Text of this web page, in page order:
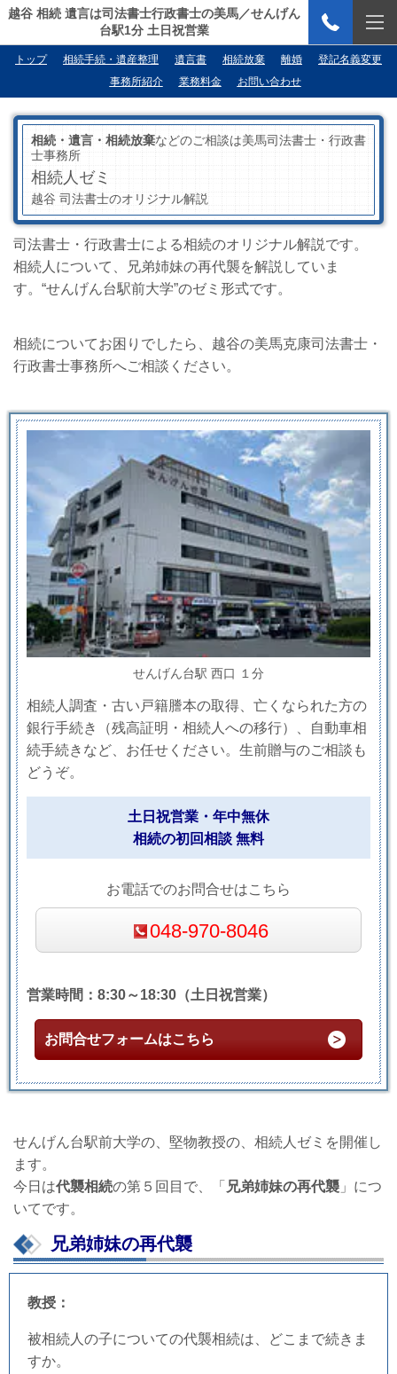
越谷 相続 遺言は司法書士行政書士の美馬／せんげん
台駅1分 土日祝営業
トップ 相続手続・遺産整理 遺言書 相続放棄 離婚
登記名義変更
事務所紹介
業務料金 お問い合わせ
相続・遺言・相続放棄などのご相談は美馬司法書士・行政書
士事務所
相続人ゼミ
越谷 司法書士のオリジナル解説
司法書士・行政書士による相続のオリジナル解説です。
相続人について、兄弟姉妹の再代襲を解説していま
す。“せんげん台駅前大学”のゼミ形式です。
相続についてお困りでしたら、越谷の美馬克康司法書士・
行政書士事務所へご相談ください。
せんげん台駅 西口 １分
相続人調査・古い戸籍謄本の取得、亡くなられた方の
銀行手続き（残高証明・相続人への移行）、自動車相
続手続きなど、お任せください。生前贈与のご相談も
どうぞ。
土日祝営業・年中無休
相続の初回相談 無料
お電話でのお問合せはこちら
048-970-8046
営業時間：8:30～18:30（土日祝営業）
お問合せフォームはこちら
せんげん台駅前大学の、堅物教授の、相続人ゼミを開催し
ます。
今日は代襲相続の第５回目で、「 兄弟姉妹の再代襲 」につ
いてです。
兄弟姉妹の再代襲
教授：
被相続人の子についての代襲相続は、どこまで続きま
すか。